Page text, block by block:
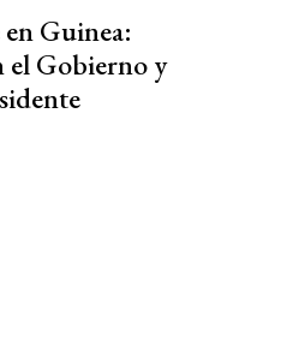
Guinea:
el Gobierno y